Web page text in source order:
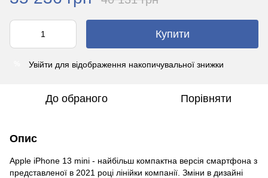
Купити
Увійти для відображення накопичувальної знижки
До обраного Порівняти
Опис
Apple iPhone 13 mini - найбільш компактна версія смартфона з
представленої в 2021 році лінійки компанії. Зміни в дизайні